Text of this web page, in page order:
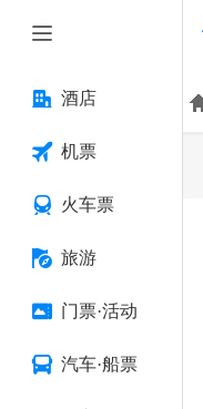
酒店
机票
火车票
旅游
门票·活动
汽车·船票